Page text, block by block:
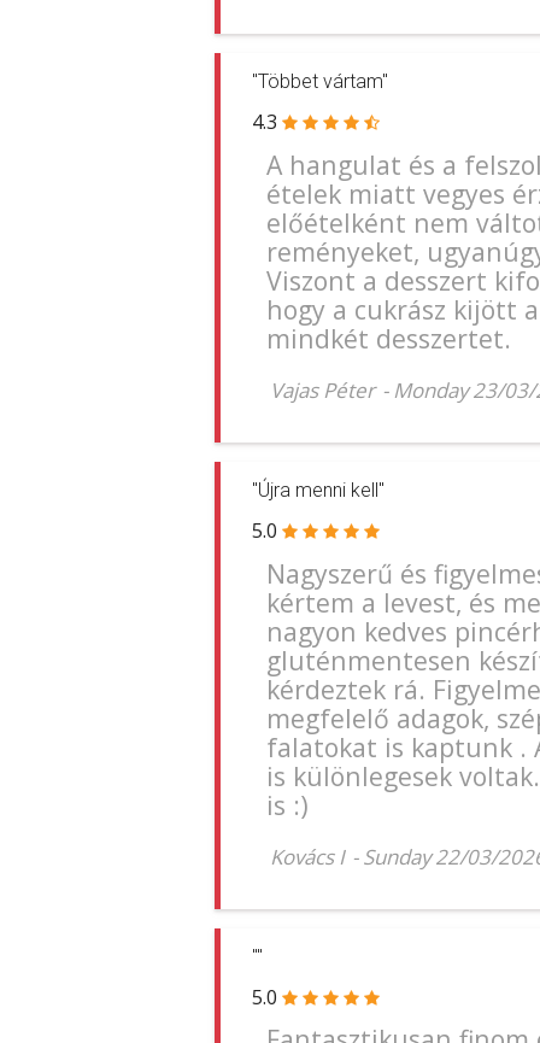
"Többet vártam"
4.3
A hangulat és a
ételek miatt vegyes
előételként nem
reményeket,
Viszont a desszert
hogy a cukrász kijött
mindkét desszertet.
Vajas Péter - Monday 23/
"Újra menni kell"
5.0
Nagyszerű és
kértem a levest, és
nagyon kedves
gluténmentesen
kérdeztek rá.
megfelelő adagok,
falatokat is kaptunk .
is különlegesek
is :)
Kovács I -Sunday 22/03/
""
5.0